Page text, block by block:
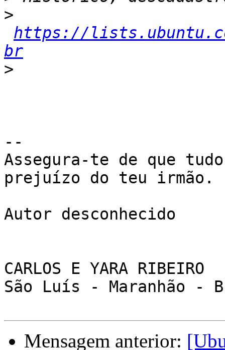
>
https://
br
>
--
Assegura-te de que
prejuízo do teu irmão.
Autor desconhecido
CARLOS E YARA RIBEIRO
São Luís - Maranhão -
Mensagem anterior: